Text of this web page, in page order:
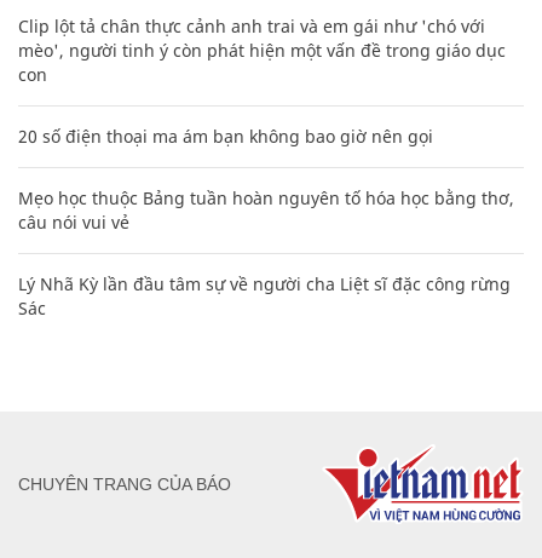
Clip lột tả chân thực cảnh anh trai và em gái như 'chó với
mèo', người tinh ý còn phát hiện một vấn đề trong giáo dục
con
20 số điện thoại ma ám bạn không bao giờ nên gọi
Mẹo học thuộc Bảng tuần hoàn nguyên tố hóa học bằng thơ,
câu nói vui vẻ
Lý Nhã Kỳ lần đầu tâm sự về người cha Liệt sĩ đặc công rừng
Sác
CHUYÊN TRANG CỦA BÁO